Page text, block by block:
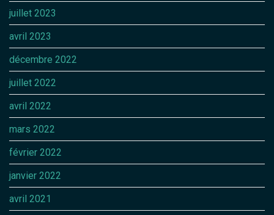
juillet 2023
avril 2023
décembre 2022
juillet 2022
avril 2022
mars 2022
février 2022
janvier 2022
avril 2021